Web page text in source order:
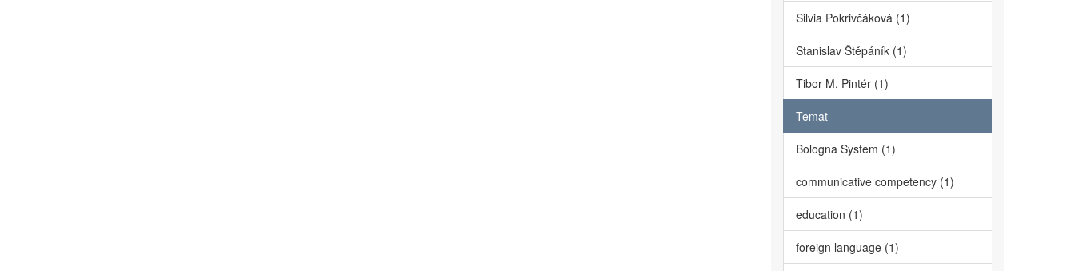
Silvia Pokrivčáková (1)
Stanislav Štěpáník (1)
Tibor M. Pintér (1)
Temat
Bologna System (1)
communicative competency (1)
education (1)
foreign language (1)